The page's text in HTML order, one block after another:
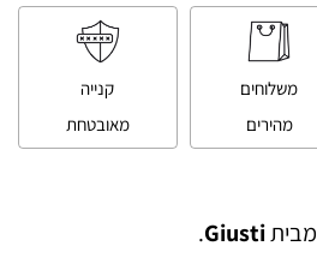
משלוחים
מהירים
קנייה
מאובטחת
מביתGiusti
.